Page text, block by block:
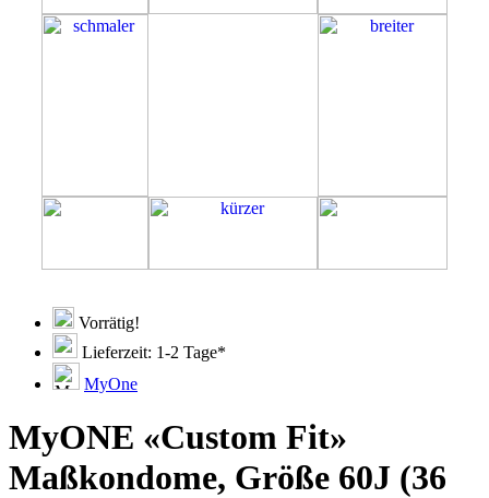
Vorrätig!
Lieferzeit: 1-2 Tage*
MyOne
MyONE «Custom Fit»
Maßkondome, Größe 60J (36